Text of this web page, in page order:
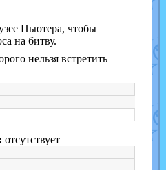
Пьютера, чтобы
на битву.
нельзя встретить
отсутствует